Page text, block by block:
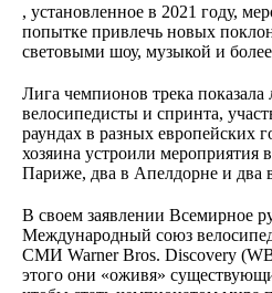
, установленное в 2021 году,
попытке привлечь новых
световыми шоу, музыкой и
Лига чемпионов трека
велосипедисты и спринта,
раундах в разных европейских
хозяина устроили мероприятия
Париже, два в Апелдорне и два
В своем заявлении Всемирное
Международный союз
СМИ Warner Bros. Discovery
этого они «оживя»